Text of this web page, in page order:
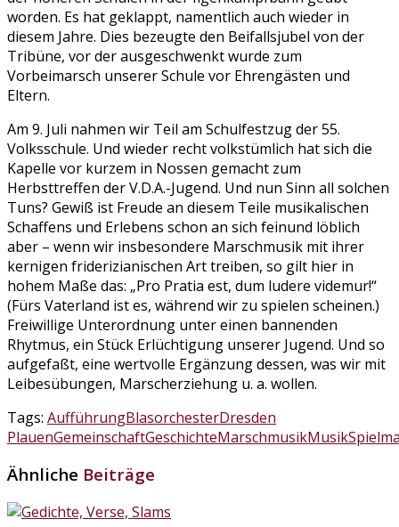
worden. Es hat geklappt, namentlich auch wieder in
diesem Jahre. Dies bezeugte den Beifallsjubel von der
Tribüne, vor der ausgeschwenkt wurde zum
Vorbeimarsch unserer Schule vor Ehrengästen und
Eltern.
Am 9. Juli nahmen wir Teil am Schulfestzug der 55.
Volksschule. Und wieder recht volkstümlich hat sich die
Kapelle vor kurzem in Nossen gemacht zum
Herbsttreffen der V.D.A.-Jugend. Und nun Sinn all solchen
Tuns? Gewiß ist Freude an diesem Teile musikalischen
Schaffens und Erlebens schon an sich feinund löblich
aber – wenn wir insbesondere Marschmusik mit ihrer
kernigen friderizianischen Art treiben, so gilt hier in
hohem Maße das: „Pro Pratia est, dum ludere videmur!“
(Fürs Vaterland ist es, während wir zu spielen scheinen.)
Freiwillige Unterordnung unter einen bannenden
Rhytmus, ein Stück Erlüchtigung unserer Jugend. Und so
aufgefaßt, eine wertvolle Ergänzung dessen, was wir mit
Leibesübungen, Marscherziehung u. a. wollen.
Tags: AufführungBlasorchesterDresden
PlauenGemeinschaftGeschichteMarschmusikMusik
Ähnliche Beiträge